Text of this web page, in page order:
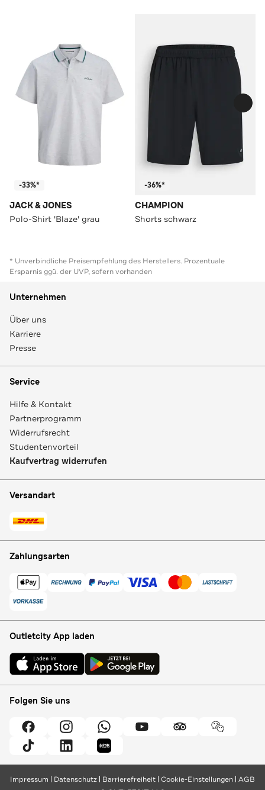
-33%*
JACK & JONES
Polo-Shirt 'Blaze' grau
-36%*
CHAMPION
Shorts schwarz
* Unverbindliche Preisempfehlung des Herstellers. Prozentuale
Ersparnis ggü. der UVP, sofern vorhanden
Unternehmen
Über uns
Karriere
Presse
Service
Hilfe & Kontakt
Partnerprogramm
Widerrufsrecht
Studentenvorteil
Kaufvertrag widerrufen
Versandart
Zahlungsarten
Outletcity App laden
Folgen Sie uns
Impressum Datenschutz Barrierefreiheit Cookie-Einstellungen AGB